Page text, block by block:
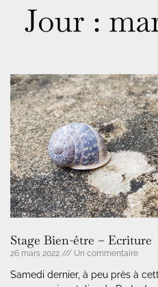
Jour :
Stage Bien-être – Ecriture
26 mars 2022 Un commentaire
Samedi dernier, à peu près à